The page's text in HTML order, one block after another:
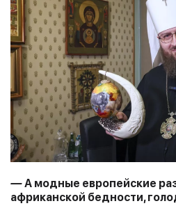
—А модные европейские
африканской бедности,